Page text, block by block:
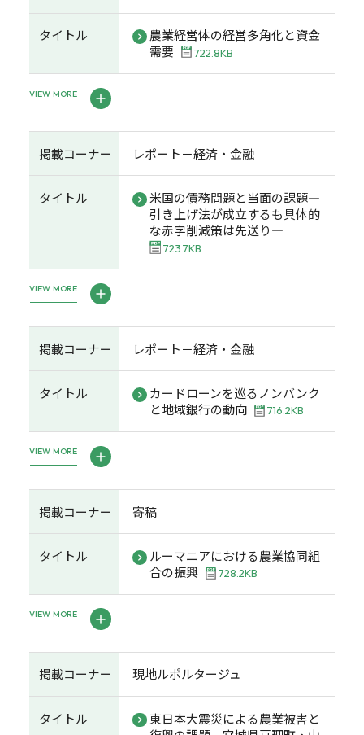
タイトル
農業経営体の経営多角化と資金
需要
722.8KB
VIEW MORE
掲載コーナー レポート－経済・金融
タイトル
米国の債務問題と当面の課題―
引き上げ法が成立するも具体的
な赤字削減策は先送り―
723.7KB
VIEW MORE
掲載コーナー レポート－経済・金融
タイトル
カードローンを巡るノンバンク
と地域銀行の動向
716.2KB
VIEW MORE
掲載コーナー 寄稿
タイトル
ルーマニアにおける農業協同組
合の振興
728.2KB
VIEW MORE
掲載コーナー 現地ルポルタージュ
タイトル
東日本大震災による農業被害と